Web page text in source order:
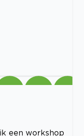
een workshop